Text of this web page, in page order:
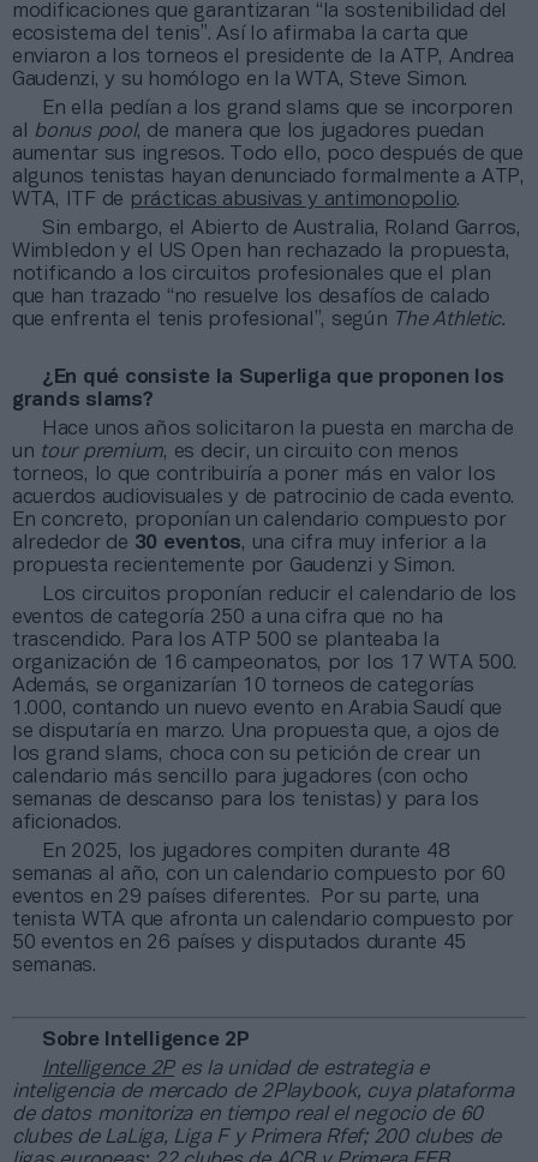
modificaciones que garantizaran “la sostenibilidad del
ecosistema del tenis”. Así lo afirmaba la carta que
enviaron a los torneos el presidente de la ATP, Andrea
Gaudenzi, y su homólogo en la WTA, Steve Simon.
En ella pedían a los grand slams que se incorporen
al bonus pool, de manera que los jugadores puedan
aumentar sus ingresos. Todo ello, poco después de que
algunos tenistas hayan denunciado formalmente a ATP,
WTA, ITF de prácticas abusivas y antimonopolio.
Sin embargo, el Abierto de Australia, Roland Garros,
Wimbledon y el US Open han rechazado la propuesta,
notificando a los circuitos profesionales que el plan
que han trazado “no resuelve los desafíos de calado
que enfrenta el tenis profesional”, según The Athletic.
¿En qué consiste la Superliga que proponen los
grands slams?
Hace unos años solicitaron la puesta en marcha de
un tour premium, es decir, un circuito con menos
torneos, lo que contribuiría a poner más en valor los
acuerdos audiovisuales y de patrocinio de cada evento.
En concreto, proponían un calendario compuesto por
alrededor de 30 eventos, una cifra muy inferior a la
propuesta recientemente por Gaudenzi y Simon.
Los circuitos proponían reducir el calendario de los
eventos de categoría 250 a una cifra que no ha
trascendido. Para los ATP 500 se planteaba la
organización de 16 campeonatos, por los 17 WTA 500.
Además, se organizarían 10 torneos de categorías
1.000, contando un nuevo evento en Arabia Saudí que
se disputaría en marzo. Una propuesta que, a ojos de
los grand slams, choca con su petición de crear un
calendario más sencillo para jugadores (con ocho
semanas de descanso para los tenistas) y para los
aficionados.
En 2025, los jugadores compiten durante 48
semanas al año, con un calendario compuesto por 60
eventos en 29 países diferentes. Por su parte, una
tenista WTA que afronta un calendario compuesto por
50 eventos en 26 países y disputados durante 45
semanas.
Sobre Intelligence 2P
Intelligence 2Pes la unidad de estrategia e
inteligencia de mercado de 2Playbook, cuya plataforma
de datos monitoriza en tiempo real el negocio de 60
clubes de LaLiga, Liga F y Primera Rfef; 200 clubes de